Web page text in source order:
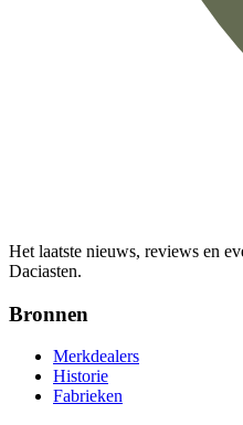
Het laatste nieuws, reviews en
Daciasten.
Bronnen
Merkdealers
Historie
Fabrieken